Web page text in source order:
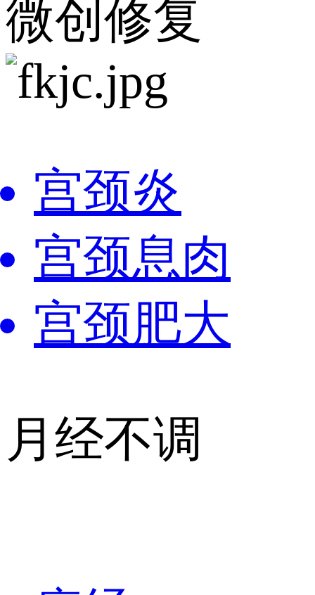
微创修复
宫颈炎
宫颈息肉
宫颈肥大
月经不调